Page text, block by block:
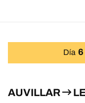
Día 6
AUVILLAR